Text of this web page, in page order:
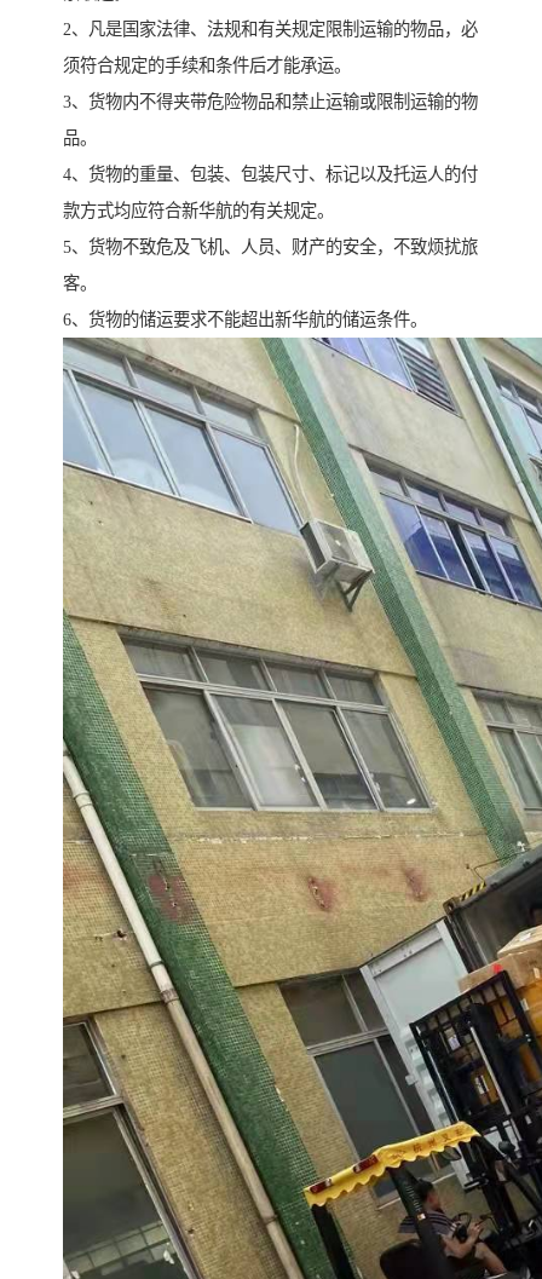
2、凡是国家法律、法规和有关规定限制运输的物品，必
须符合规定的手续和条件后才能承运。
3、货物内不得夹带危险物品和禁止运输或限制运输的物
品。
4、货物的重量、包装、包装尺寸、标记以及托运人的付
款方式均应符合新华航的有关规定。
5、货物不致危及飞机、人员、财产的安全，不致烦扰旅
客。
6、货物的储运要求不能超出新华航的储运条件。